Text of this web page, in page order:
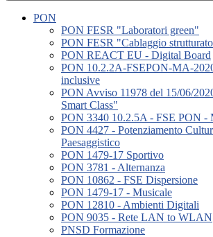
PON
PON FESR "Laboratori green"
PON FESR "Cablaggio
PON REACT EU - Digital Board
PON 10.2.2A-FSEPON-MA-
inclusive
PON Avviso 11978 del 15/06/
Smart Class"
PON 3340 10.2.5A - FSE PON -
PON 4427 - Potenziamento
Paesaggistico
PON 1479-17 Sportivo
PON 3781 - Alternanza
PON 10862 - FSE Dispersione
PON 1479-17 - Musicale
PON 12810 - Ambienti Digitali
PON 9035 - Rete LAN to WLAN
PNSD Formazione